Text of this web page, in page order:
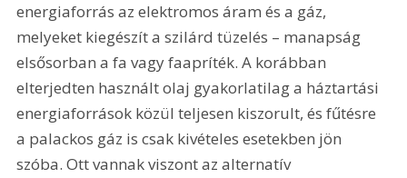
energiaforrás az elektromos áram és a gáz,
melyeket kiegészít a szilárd tüzelés – manapság
elsősorban a fa vagy faapríték. A korábban
elterjedten használt olaj gyakorlatilag a háztartási
energiaforrások közül teljesen kiszorult, és fűtésre
a palackos gáz is csak kivételes esetekben jön
szóba. Ott vannak viszont az alternatív